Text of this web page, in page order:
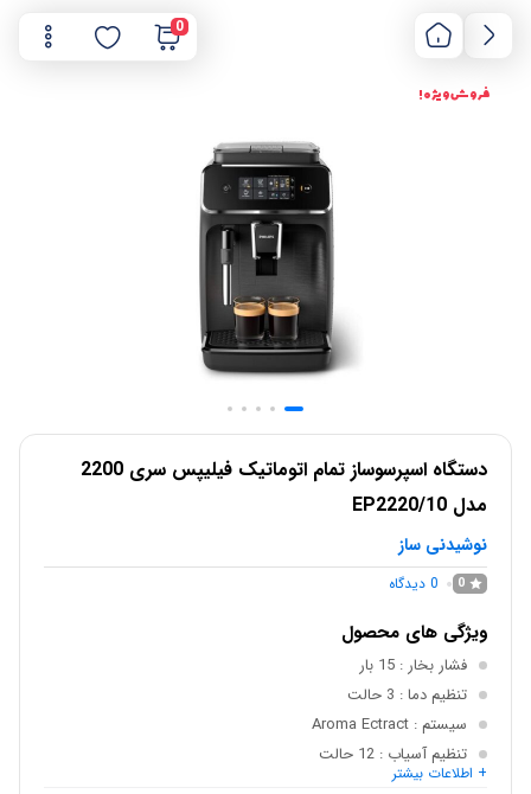
0
فروش ویژه !
دستگاه اسپرسوساز تمام اتوماتیک فیلیپس سری 2200
مدل EP2220/10
نوشیدنی ساز
0
0 دیدگاه
ویژگی های محصول
فشار بخار : 15 بار
تنظیم دما: 3 حالت
سیستم : Aroma Ectract
تنظیم آسیاب : 12 حالت
تنظیم میزان غلظت قهوه
+ اطلاعات بیشتر